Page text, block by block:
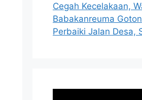
Cegah Kecelakaan,
Babakanreuma
Perbaiki Jalan Desa,